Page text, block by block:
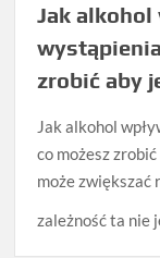
Jak alkohol
zrobić aby
Jak alkohol
co możesz
może
zależność ta nie